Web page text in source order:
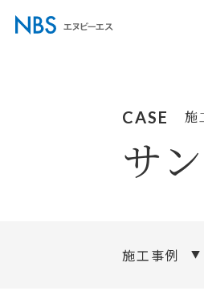
CASE 施
サ
施工事例